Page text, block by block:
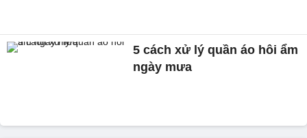
5 cách xử lý quần áo hôi ẩm
ngày mưa